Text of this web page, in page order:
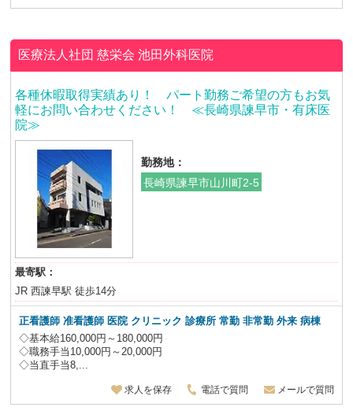
医療法人社団 慈栄会池田外科医院
各種休暇取得実績あり！ パート勤務ご希望の方もお気
軽にお問い合わせください！ ≪長崎県諫早市・有床医
院≫
勤務地：
長崎県諫早市山川町2-5
最寄駅：
JR 西諫早駅 徒歩14分
正看護師 准看護師 医院 クリニック 診療所 常勤 非常勤 外来 病棟
◇基本給160,000円～180,000円
◇職務手当10,000円～20,000円
◇当直手当8,...
求人を保存 電話で質問 メールで質問